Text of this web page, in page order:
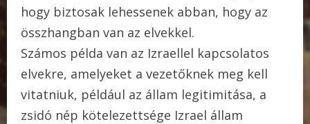
hogy biztosak lehessenek abban, hogy az
összhangban van az elvekkel.
Számos példa van az Izraellel kapcsolatos
elvekre, amelyeket a vezetőknek meg kell
vitatniuk, például az állam legitimitása, a
zsidó nép kötelezettsége Izrael állam